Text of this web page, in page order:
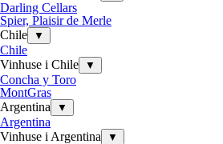
Darling Cellars
Spier, Plaisir de Merle
Chile
▼
Chile
Vinhuse i Chile
▼
Concha y Toro
MontGras
Argentina
▼
Argentina
Vinhuse i Argentina
▼